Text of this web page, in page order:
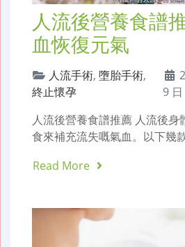
人流後營養食譜
血恢復元氣
人流手術, 墮胎手術,
終止懷孕
9 日
人流後營養食譜推薦 人流後身
食來補充流失嘅氣血。以下幾
Read More